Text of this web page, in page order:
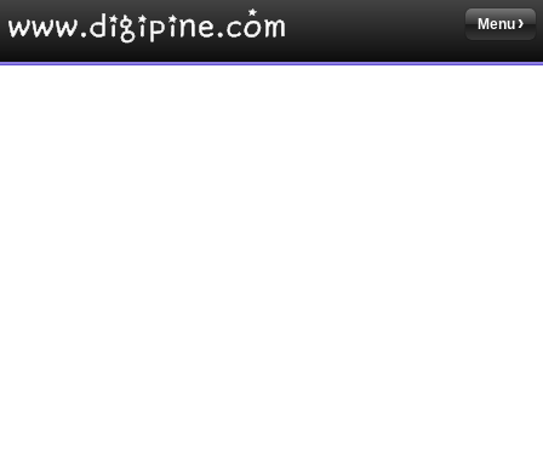
Menu
Sketchbook5, 스케치북5